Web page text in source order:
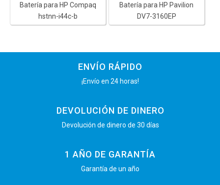
Batería para HP Compaq
hstnn-i44c-b
Batería para HP Pavilion
DV7-3160EP
ENVÍO RÁPIDO
¡Envío en 24 horas!
DEVOLUCIÓN DE DINERO
Devolución de dinero de 30 días
1 AÑO DE GARANTÍA
Garantía de un año